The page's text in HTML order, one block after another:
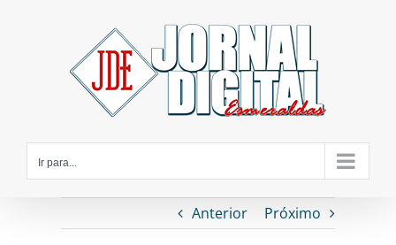
Ir para...
Anterior Próximo